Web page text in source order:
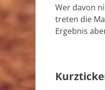
Wer davon
treten die
Ergebnis